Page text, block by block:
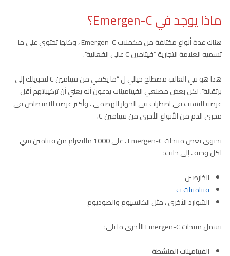
ماذا يوجد في Emergen-C؟
هناك عدة أنواع مختلفة من مكملات Emergen-C ، وكلها تحتوي على ما
تسميه العلامة التجارية “فيتامين C عالي الفعالية”.
هذا هو في الغالب مصطلح خيالي ل “ما يكفي من فيتامين C لتحويلك إلى
برتقالة”. لكن بعض مصنعي الفيتامينات يدعون أنه يعني أن تركيباتهم أقل
عرضة للتسبب في اضطراب في الجهاز الهضمي . وأكثر عرضة للامتصاص في
مجرى الدم من الأنواع الأخرى من فيتامين C.
تحتوي بعض منتجات Emergen-C ، على 1000 ملليغرام من فيتامين سي
لكل وجبة ، إلى جانب:
الخارصين
فيتامينات ب
الشوارد الأخرى ، مثل الكالسيوم والصوديوم
تشمل منتجات Emergen-C الأخرى ما يلي:
الفيتامينات المنشطة